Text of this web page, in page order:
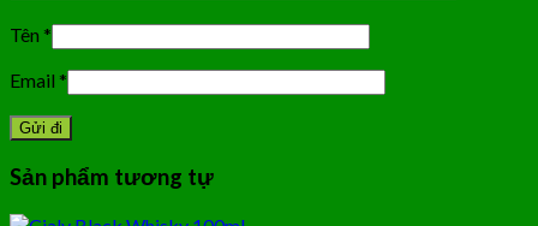
Tên *
Email *
Sản phẩm tương tự